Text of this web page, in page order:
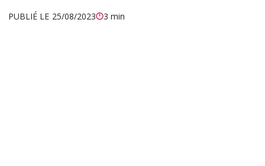
PUBLIÉ LE 25/08/2023 3 min